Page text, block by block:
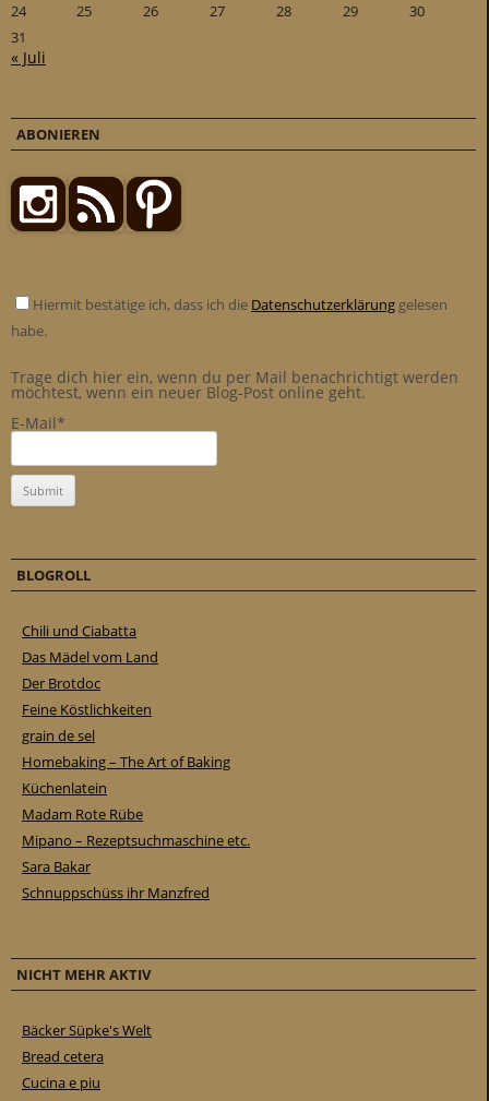
24
25 26 27 28 29
30
31
« Juli
ABONIEREN
Hiermit bestätige ich, dass ich die Datenschutzerklärung gelesen
habe.
Trage dich hier ein, wenn du per Mail benachrichtigt werden
möchtest, wenn ein neuer Blog-Post online geht.
E-Mail*
BLOGROLL
Chili und Ciabatta
Das Mädel vom Land
Der Brotdoc
Feine Köstlichkeiten
grain de sel
Homebaking – The Art of Baking
Küchenlatein
Madam Rote Rübe
Mipano – Rezeptsuchmaschine etc.
Sara Bakar
Schnuppschüss ihr Manzfred
NICHT MEHR AKTIV
Bäcker Süpke's Welt
Bread cetera
Cucina e piu